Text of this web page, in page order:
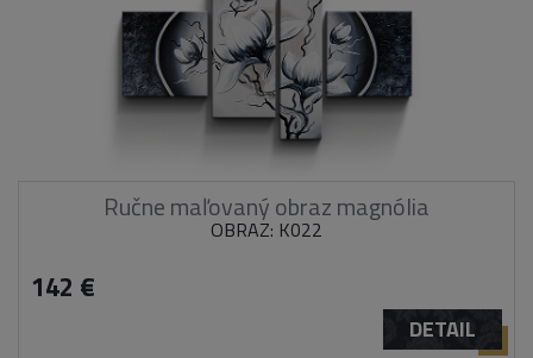
Ručne maľovaný obraz magnólia
OBRAZ: K022
142 €
DETAIL